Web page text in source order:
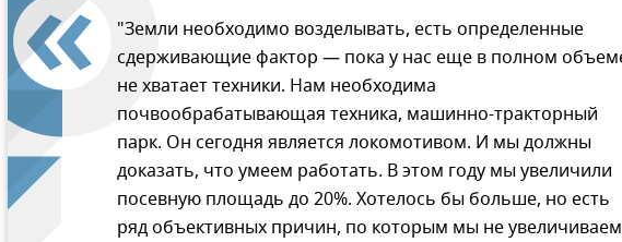
"Земли необходимо возделывать, есть определенные
сдерживающие фактор — пока у нас еще в полном
не хватает техники. Нам необходима
почвообрабатывающая техника, машинно-тракторный
парк. Он сегодня является локомотивом. И мы должны
доказать, что умеем работать. В этом году мы увеличили
посевную площадь до 20%. Хотелось бы больше, но есть
ряд объективных причин, по которым мы не увеличиваем